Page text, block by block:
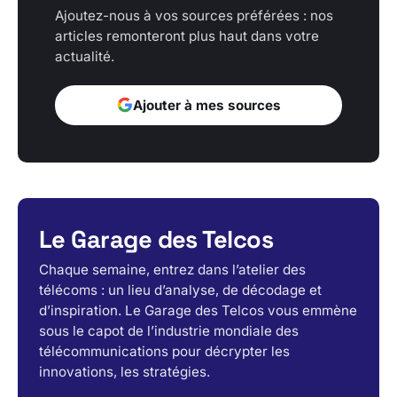
Ajoutez-nous à vos sources préférées : nos
articles remonteront plus haut dans votre
actualité.
Ajouter à mes sources
Le Garage des Telcos
Chaque semaine, entrez dans l’atelier des
télécoms : un lieu d’analyse, de décodage et
d’inspiration. Le Garage des Telcos vous emmène
sous le capot de l’industrie mondiale des
télécommunications pour décrypter les
innovations, les stratégies.